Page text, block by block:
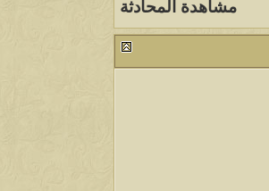
مشاهدة المحادثة